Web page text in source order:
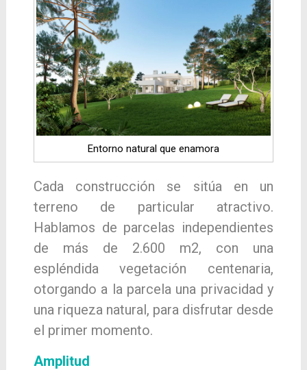
Entorno natural que enamora
Cada construcción se sitúa en un
terreno de particular atractivo.
Hablamos de parcelas independientes
de más de 2.600 m2, con una
espléndida vegetación centenaria,
otorgando a la parcela una privacidad y
una riqueza natural, para disfrutar desde
el primer momento.
Amplitud